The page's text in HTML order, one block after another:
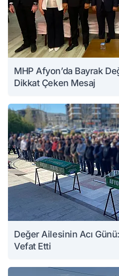
MHP Afyon’da Bayrak
Dikkat Çeken Mesaj
Değer Ailesinin Acı
Vefat Etti